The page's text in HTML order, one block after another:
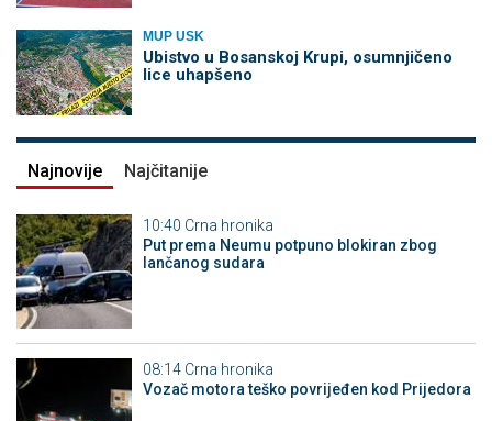
MUP USK
Ubistvo u Bosanskoj Krupi, osumnjičeno
lice uhapšeno
Najnovije Najčitanije
10:40 Crna hronika
Put prema Neumu potpuno blokiran zbog
lančanog sudara
08:14 Crna hronika
Vozač motora teško povrijeđen kod Prijedora